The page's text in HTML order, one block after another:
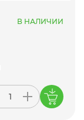
В НАЛИЧИИ